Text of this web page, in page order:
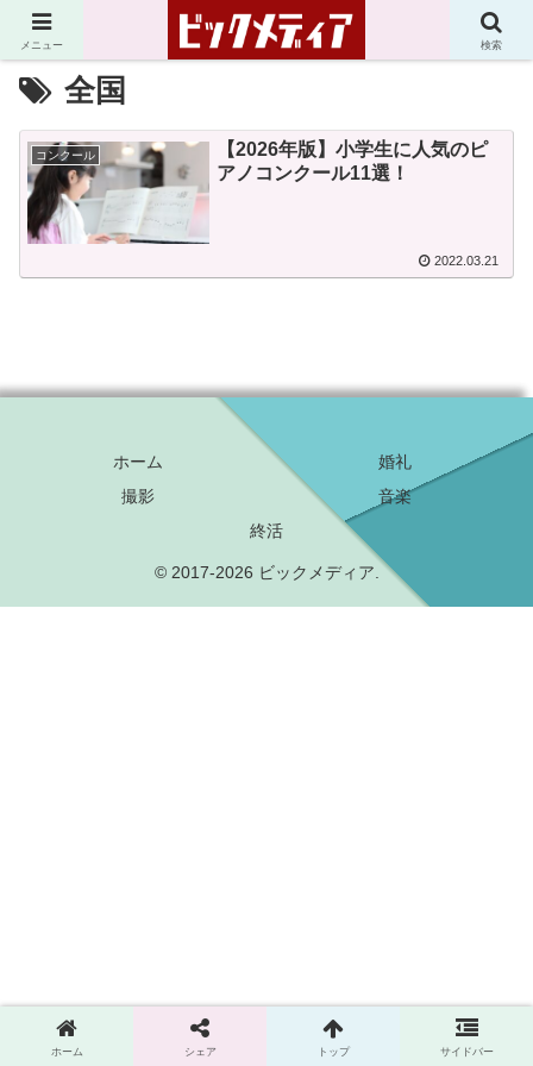
全国
コンクール
【2026年版】小学生に人気のピ
アノコンクール11選！
2022.03.21
ホーム
婚礼
撮影
音楽
終活
© 2017-2026 ビックメディア.
メニュー 検索
ホーム シェア トップ サイドバー